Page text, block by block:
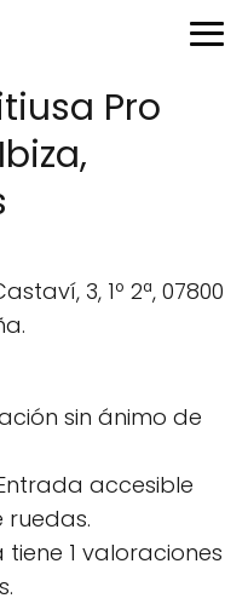
Pro
3, 1º 2ª, 07800
sin ánimo de
accesible
ruedas.
tiene 1 valoraciones